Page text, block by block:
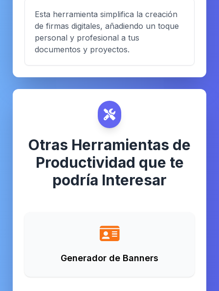
Esta herramienta simplifica la creación
de firmas digitales, añadiendo un toque
personal y profesional a tus
documentos y proyectos.
Otras Herramientas de
Productividad que te
podría Interesar
Generador de Banners